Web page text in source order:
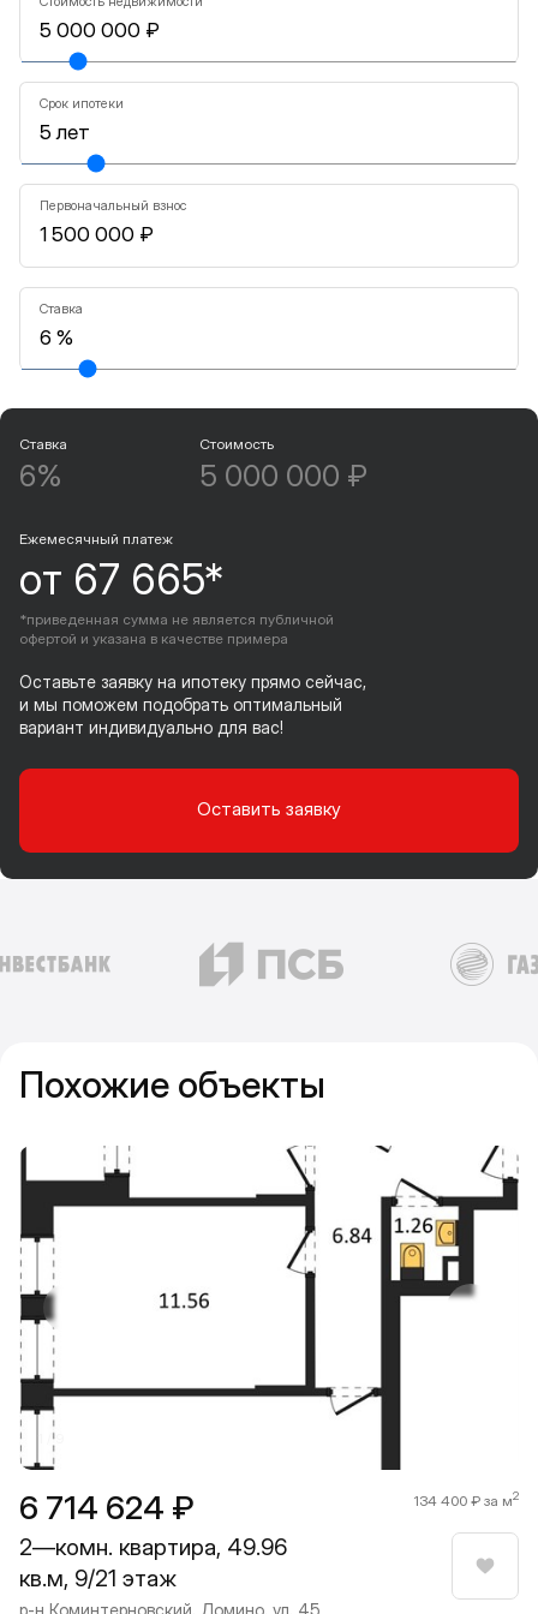
Срок ипотеки
Первоначальный взнос
Ставка
Ставка
6%
Стоимость
5 000 000 ₽
Ежемесячный платеж
от 67 665*
*приведенная сумма не является публичной
офертой и указана в качестве примера
Оставьте заявку на ипотеку прямо сейчас,
и мы поможем подобрать оптимальный
вариант индивидуально для вас!
Оставить заявку
Похожие объекты
6 714 624 ₽ 134 400 ₽ за м2
2—комн. квартира, 49.96
кв.м, 9/21 этаж
р-н Коминтерновский, Домино, ул. 45
1 / 9
Прокрутить влево